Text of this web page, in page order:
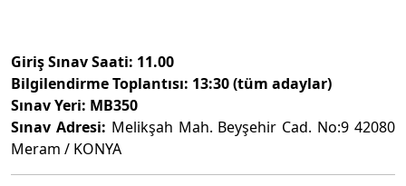
Giriş Sınav Saati: 11.00
Bilgilendirme Toplantısı: 13:30 (tüm adaylar)
Sınav Yeri: MB350
Sınav Adresi: Melikşah Mah. Beyşehir Cad. No:9 42080
Meram / KONYA